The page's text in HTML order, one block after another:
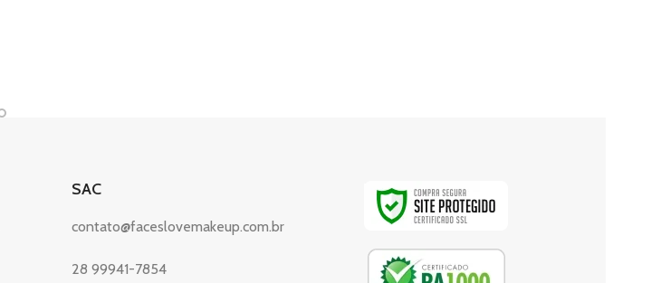
SAC
contato@faceslovemakeup.com.br
28 99941-7854